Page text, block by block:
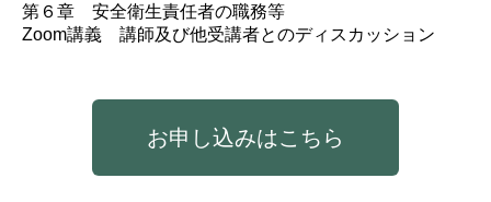
第６章 安全衛生責任者の職務等
Zoom講義 講師及び他受講者とのディスカッション
お申し込みはこちら